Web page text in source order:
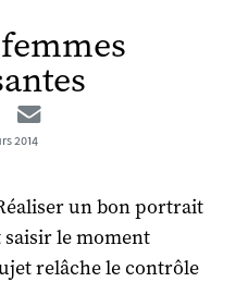
Facebook
2014
un bon portrait
saisir le moment
relâche le contrôle